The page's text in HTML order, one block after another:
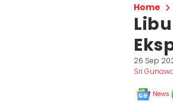
Home
26 Sep
Sri
News